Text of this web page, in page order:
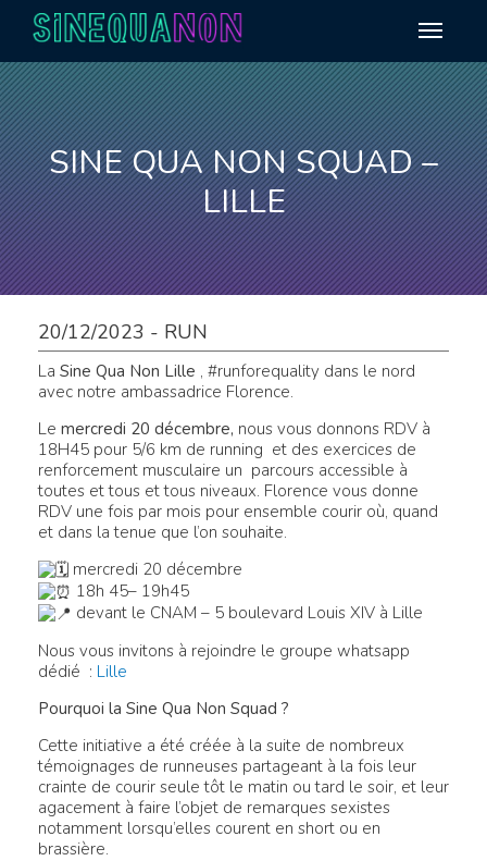
Aller au contenu
SINE QUA NON SQUAD –
LILLE
20/12/2023 - RUN
La Sine Qua Non Lille , #runforequality dans le nord
avec notre ambassadrice Florence.
Le mercredi 20 décembre, nous vous donnons RDV à
18H45 pour 5/6 km de running et des exercices de
renforcement musculaire un parcours accessible à
toutes et tous et tous niveaux. Florence vous donne
RDV une fois par mois pour ensemble courir où, quand
et dans la tenue que l’on souhaite.
mercredi 20 décembre
18h 45– 19h45
devant le CNAM – 5 boulevard Louis XIV à Lille
Nous vous invitons à rejoindre le groupe whatsapp
dédié : Lille
Pourquoi la Sine Qua Non Squad ?
Cette initiative a été créée à la suite de nombreux
témoignages de runneuses partageant à la fois leur
crainte de courir seule tôt le matin ou tard le soir, et leur
agacement à faire l’objet de remarques sexistes
notamment lorsqu’elles courent en short ou en
brassière.